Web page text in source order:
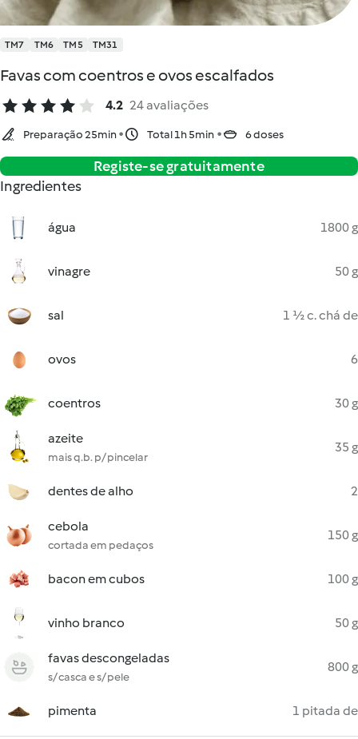
TM7 TM6 TM5 TM31
Favas com coentros e ovos escalfados
4.2 24 avaliações
Preparação 25min Total 1h 5min 6 doses
Registe-se gratuitamente
Ingredientes
água 1800 g
vinagre 50 g
sal 1 ½ c. chá de
ovos 6
coentros 30 g
azeite
mais q.b. p/ pincelar
35 g
dentes de alho 2
cebola
cortada em pedaços
150 g
bacon em cubos 100 g
vinho branco 50 g
favas descongeladas
s/ casca e s/ pele
800 g
pimenta 1 pitada de